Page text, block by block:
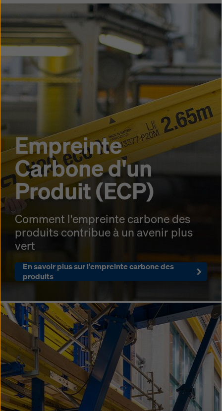
Empreinte
Carbone d'un
Produit (ECP)
Comment l'empreinte carbone des
produits contribue à un avenir plus
vert
En savoir plus sur l'empreinte carbone des
produits